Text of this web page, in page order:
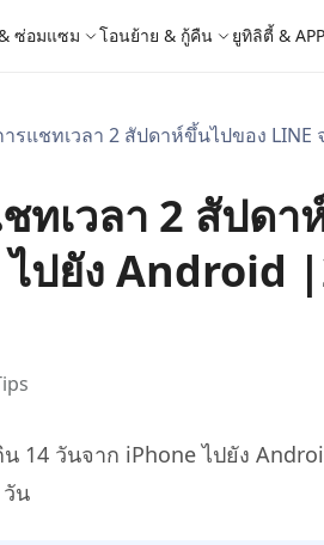
ซ่อมแซม
4DDiG Windows Boot Genius
4DDiG Partition Manager
เครื่องมือย้ายระบบที่ง่ายและปลอดภัย
โอนย้าย & กู้คืน
สำรองและจัดการข้อมูล iOS อย่างง่ายดา
กู้คืนไฟล์ที่ถูกลบบน Mac
ยูทิลิตี้ & APP
ปลดล็อค iPhone/iPad โดยไม่ต้องใช้รหั
Tenorshare PixPretty
เปลี่ยนตำแหน่ง Android โดยไม่ต้องใช้
จับภาพและแปลงภาพเป็นข้อความ
PDNob Image Translator
Tenorshare AI Slides
โปรแกรมปลดล็อก Android
ซ่อมแซมระบบ Android
รแชทเวลา 2 สัปดาห์ขึ้นไปของ
ทเวลา 2 สัปด
ไปยัง Android
14 วันจาก iPhone ไปยัง
น